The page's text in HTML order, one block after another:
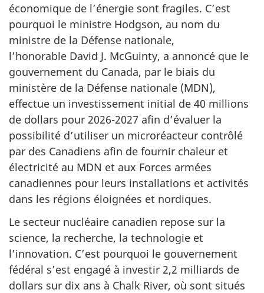
économique de l’énergie sont fragiles. C’est
pourquoi le ministre Hodgson, au nom du
ministre de la Défense nationale,
l’honorable David J. McGuinty, a annoncé que le
gouvernement du Canada, par le biais du
ministère de la Défense nationale (MDN),
effectue un investissement initial de 40 millions
de dollars pour 2026-2027 afin d’évaluer la
possibilité d’utiliser un microréacteur contrôlé
par des Canadiens afin de fournir chaleur et
électricité au MDN et aux Forces armées
canadiennes pour leurs installations et activités
dans les régions éloignées et nordiques.
Le secteur nucléaire canadien repose sur la
science, la recherche, la technologie et
l’innovation. C’est pourquoi le gouvernement
fédéral s’est engagé à investir 2,2 milliards de
dollars sur dix ans à Chalk River, où sont situés